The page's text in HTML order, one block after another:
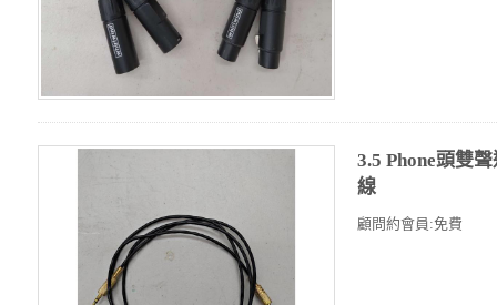
3.5 Phone頭雙
線
顧問約會員:免費